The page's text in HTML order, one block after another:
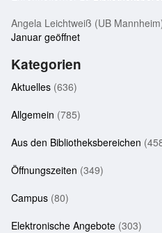
Angela Leichtweiß (UB
Januar geöffnet
Kategorien
Aktuelles (636)
Allgemein (785)
Aus den Bibliotheksbereichen
Öffnungszeiten (349)
Campus (80)
Elektronische Angebote (303)